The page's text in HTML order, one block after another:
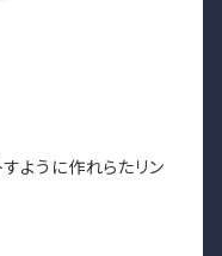
ように作れらたリン